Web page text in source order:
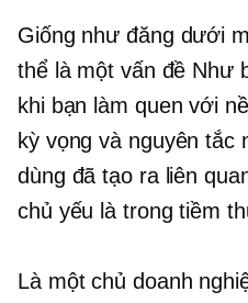
Giống nhưđăng dưới
thể là một vấn đề Như
khi bạn làm quen với
kỳ vọng và nguyên tắc
dùng đã tạo ra liên
chủ yếu là trong tiềm
Là một chủ doanh